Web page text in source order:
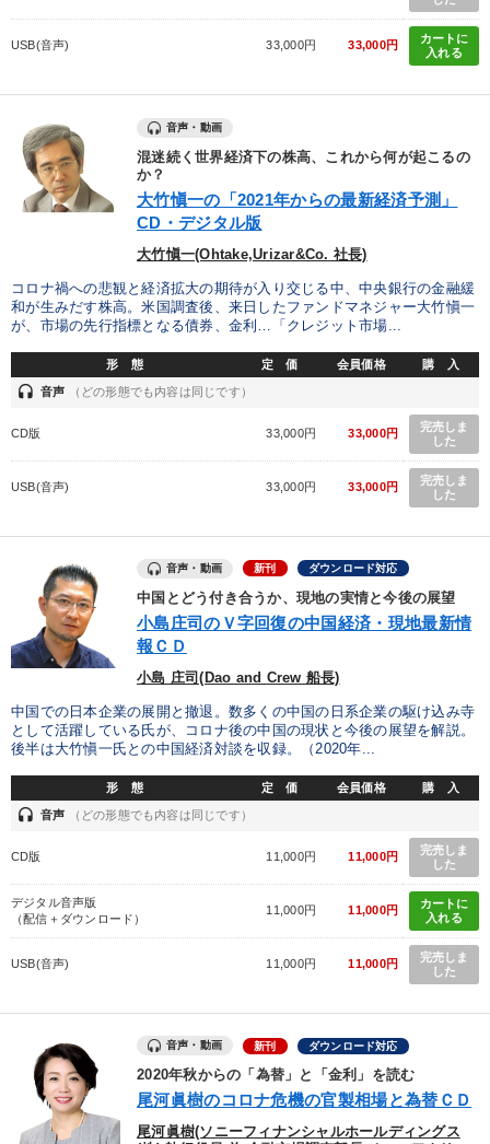
USB(音声) 33,000円 33,000円
カートに
入れる
音声・動画
混迷続く世界経済下の株高、これから何が起こるの
か？
大竹愼一の「2021年からの最新経済予測」
CD・デジタル版
大竹愼一(Ohtake,Urizar&Co. 社長)
コロナ禍への悲観と経済拡大の期待が入り交じる中、中央銀行の金融緩
和が生みだす株高。米国調査後、来日したファンドマネジャー大竹愼一
が、市場の先行指標となる債券、金利…「クレジット市場...
形 態 定 価 会員価格 購 入
headset 音声 （どの形態でも内容は同じです）
CD版 33,000円 33,000円
完売しま
した
USB(音声) 33,000円 33,000円
完売しま
した
音声・動画 新刊 ダウンロード対応
中国とどう付き合うか、現地の実情と今後の展望
小島庄司のＶ字回復の中国経済・現地最新情
報ＣＤ
小島 庄司(Dao and Crew 船長)
中国での日本企業の展開と撤退。数多くの中国の日系企業の駆け込み寺
として活躍している氏が、コロナ後の中国の現状と今後の展望を解説。
後半は大竹愼一氏との中国経済対談を収録。（2020年...
形 態 定 価 会員価格 購 入
headset 音声 （どの形態でも内容は同じです）
CD版 11,000円 11,000円
完売しま
した
デジタル音声版
（配信＋ダウンロード）
11,000円 11,000円
カートに
入れる
USB(音声) 11,000円 11,000円
完売しま
した
音声・動画 新刊 ダウンロード対応
2020年秋からの「為替」と「金利」を読む
尾河眞樹のコロナ危機の官製相場と為替ＣＤ
尾河眞樹(ソニーフィナンシャルホールディングス